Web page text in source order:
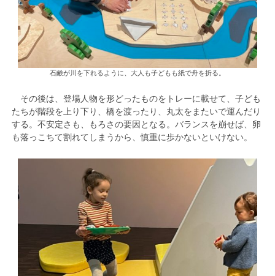
石鹸が川を下れるように、大人も子どもも紙で舟を折る。
その後は、登場人物を形どったものをトレーに載せて、子ども
たちが階段を上り下り、橋を渡ったり、丸太をまたいで運んだり
する。不安定さも、もろさの要因となる。バランスを崩せば、卵
も落っこちて割れてしまうから、慎重に歩かないといけない。